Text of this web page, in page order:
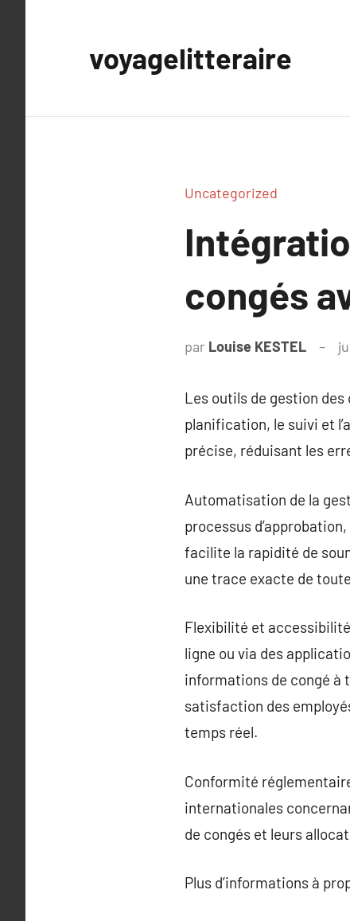
voyagelitteraire
Uncategorized
congés
par Louise KESTEL
Les outils de gestion
planification, le suivi et
précise, réduisant les
Automatisation de la
processus
facilite la rapidité de
une trace exacte de
Flexibilité et
ligne ou via des
informations de congé à
satisfaction des
temps réel.
Conformité
internationales
de congés et leurs
Plus d’informations à